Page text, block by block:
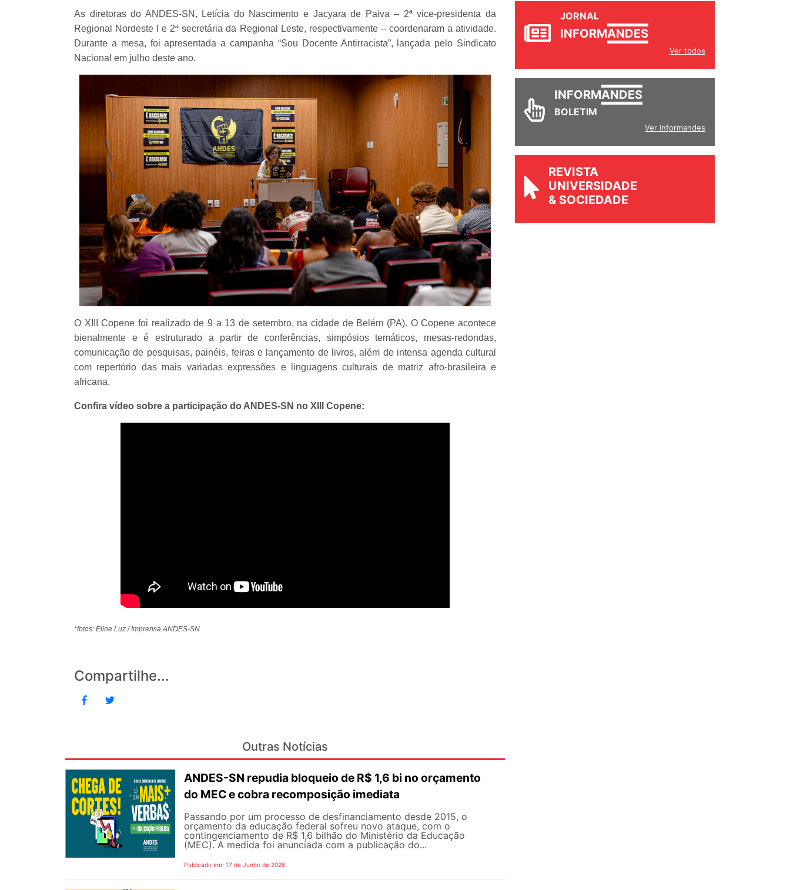
As diretoras do ANDES-SN, Letícia do Nascimento e Jacyara de Paiva – 2ª vice-presidenta da
Regional Nordeste I e 2ª secretária da Regional Leste, respectivamente – coordenaram a atividade.
Durante a mesa, foi apresentada a campanha “Sou Docente Antirracista”, lançada pelo Sindicato
Nacional em julho deste ano.
O XIII Copene foi realizado de 9 a 13 de setembro, na cidade de Belém (PA). O Copene acontece
bienalmente e é estruturado a partir de conferências, simpósios temáticos, mesas-redondas,
comunicação de pesquisas, painéis, feiras e lançamento de livros, além de intensa agenda cultural
com repertório das mais variadas expressões e linguagens culturais de matriz afro-brasileira e
africana.
Confira vídeo sobre a participação do ANDES-SN no XIII Copene:
*fotos: Eline Luz / Imprensa ANDES-SN
Compartilhe...
Outras Notícias
ANDES-SN repudia bloqueio de R$ 1,6 bi no orçamento
do MEC e cobra recomposição imediata
Passando por um processo de desfinanciamento desde 2015, o
orçamento da educação federal sofreu novo ataque, com o
contingenciamento de R$ 1,6 bilhão do Ministério da Educação
(MEC). A medida foi anunciada com a publicação do...
Publicado em: 17 de Junho de 2026
JORNAL
Ver todos
INFORM
Ver Informandes
REVISTA
UNIVERSIDADE